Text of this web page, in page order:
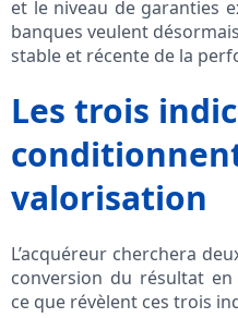
et le niveau de garanties
banques veulent
stable et récente de la
Les trois
valorisation
L’acquéreur cherchera
conversion du résultat en
ce que révèlent ces trois